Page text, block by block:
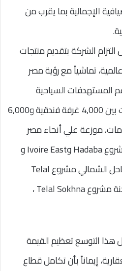
الإجمالية بما يقرب من
الشركة بتقديم منتجات
تماشياً مع رؤية مصر
المستهدفات السياحية
المستقبلية، وتتنوع الوحدات بين 4,000 غرفة فندقية و6,000
موزعة علي أنحاء مصر
المختلفة ما بين القاهرة مشروع Hadaba وIvoire East و
Ivoire West و BBD ، والساحل الشمالي مشروع Telal
North Coast، والعين السخنة مشروع Telal Sokhna ،
التوسع تعظيم القيمة
إيماناً بأن تكامل قطاع